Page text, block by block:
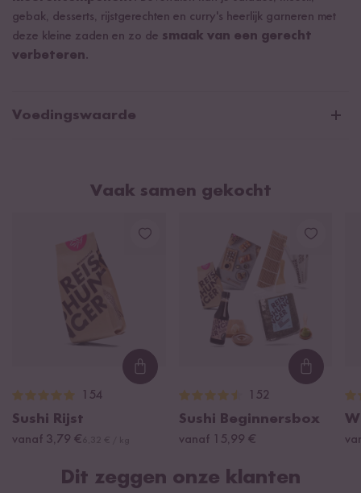
gebak, desserts, rijstgerechten en curry's heerlijk garneren met
deze kleine zaden en zo de smaak van een gerecht
verbeteren.
Voedingswaarde
Gemiddelde voedingswaarden per 100g/ml:
2330 kJ / 560 kcal
waarvan verzadigde vetzuren
Koolhydraten
waarvan suikers
Zout
Vaak samen gekocht
Loading...
154
Sushi Rijst
vanaf 3,79 €
152
Sushi Beginnersbox
vanaf 15,99 €
Dit zeggen onze klanten